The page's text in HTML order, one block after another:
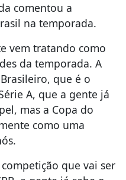
comentou a
na temporada.
vem tratando como
da temporada. A
que é o
A, que a gente já
mas a Copa do
como uma
que vai ser